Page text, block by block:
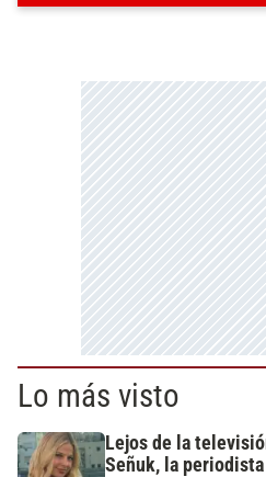
Lo más visto
Lejos de la
Señuk, la